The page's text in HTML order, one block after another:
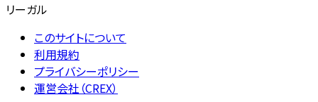
リーガル
このサイトについて
利用規約
プライバシーポリシー
運営会社（CREX）